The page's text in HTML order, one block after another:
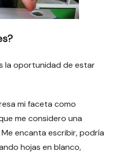
la oportunidad de estar
mi faceta como
me considero una
encanta escribir, podría
hojas en blanco,